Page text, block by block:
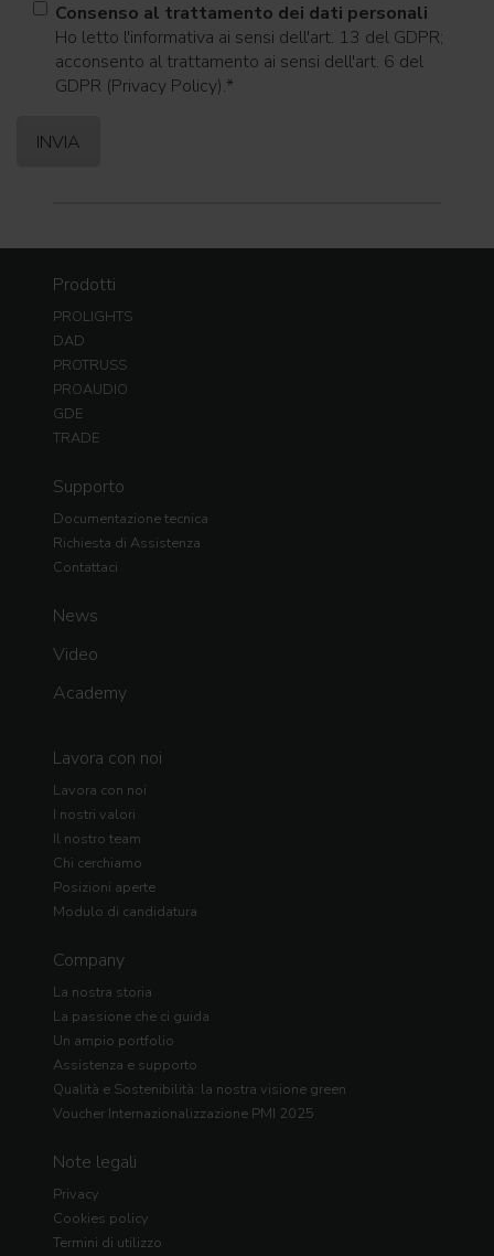
Consenso al trattamento dei dati personali
Ho letto l'informativa ai sensi dell'art. 13 del GDPR;
acconsento al trattamento ai sensi dell'art. 6 del
GDPR (Privacy Policy).*
Prodotti
PROLIGHTS
DAD
PROTRUSS
PROAUDIO
GDE
TRADE
Supporto
Documentazione tecnica
Richiesta di Assistenza
Contattaci
News
Video
Academy
Lavora con noi
Lavora con noi
I nostri valori
Il nostro team
Chi cerchiamo
Posizioni aperte
Modulo di candidatura
Company
La nostra storia
La passione che ci guida
Un ampio portfolio
Assistenza e supporto
Qualità e Sostenibilità: la nostra visione green
Voucher Internazionalizzazione PMI 2025
Note legali
Privacy
Cookies policy
Termini di utilizzo